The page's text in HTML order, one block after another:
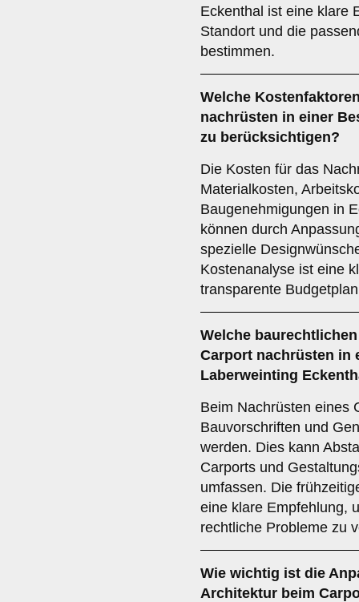
Eckenthal ist eine klare
Standort und die
bestimmen.
Welche
nachrüsten in einer
zu berücksichtigen?
Die Kosten für das
Materialkosten,
Baugenehmigungen in
können durch
spezielle
Kostenanalyse ist eine
transparente
Welche
Carport nachrüsten in
Laberweinting
Beim Nachrüsten eines
Bauvorschriften und
werden. Dies kann
Carports und
umfassen. Die
eine klare Empfehlung,
rechtliche Probleme zu
Wie wichtig ist die
Architektur beim